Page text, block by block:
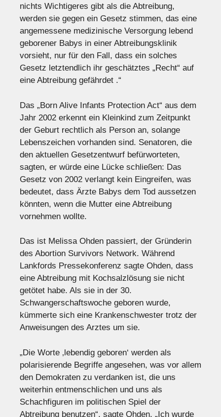
nichts Wichtigeres gibt als die Abtreibung,
werden sie gegen ein Gesetz stimmen, das eine
angemessene medizinische Versorgung lebend
geborener Babys in einer Abtreibungsklinik
vorsieht, nur für den Fall, dass ein solches
Gesetz letztendlich ihr geschätztes „Recht“ auf
eine Abtreibung gefährdet .“
Das „Born Alive Infants Protection Act“ aus dem
Jahr 2002 erkennt ein Kleinkind zum Zeitpunkt
der Geburt rechtlich als Person an, solange
Lebenszeichen vorhanden sind. Senatoren, die
den aktuellen Gesetzentwurf befürworteten,
sagten, er würde eine Lücke schließen: Das
Gesetz von 2002 verlangt kein Eingreifen, was
bedeutet, dass Ärzte Babys dem Tod aussetzen
könnten, wenn die Mutter eine Abtreibung
vornehmen wollte.
Das ist Melissa Ohden passiert, der Gründerin
des Abortion Survivors Network. Während
Lankfords Pressekonferenz sagte Ohden, dass
eine Abtreibung mit Kochsalzlösung sie nicht
getötet habe. Als sie in der 30.
Schwangerschaftswoche geboren wurde,
kümmerte sich eine Krankenschwester trotz der
Anweisungen des Arztes um sie.
„Die Worte ‚lebendig geboren‘ werden als
polarisierende Begriffe angesehen, was vor allem
den Demokraten zu verdanken ist, die uns
weiterhin entmenschlichen und uns als
Schachfiguren im politischen Spiel der
Abtreibung benutzen“, sagte Ohden. „Ich wurde